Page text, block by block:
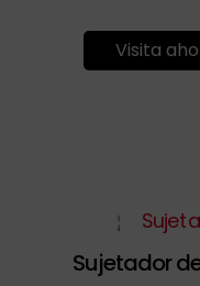
Visita
Sujetador